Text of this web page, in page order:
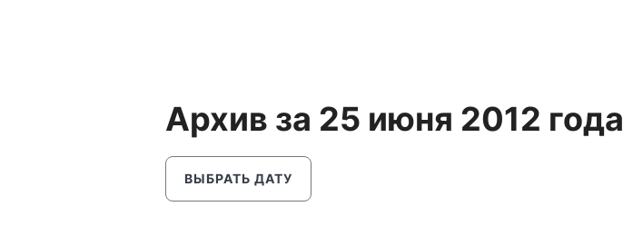
Архив за 25 июня 2012 года
ВЫБРАТЬ ДАТУ